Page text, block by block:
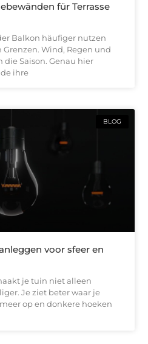
für Terrasse
Balkon häufiger nutzen
Wind, Regen und
Saison. Genau hier
ihre
BLOG
voor sfeer en
je tuin niet alleen
Je ziet beter waar je
op en donkere hoeken